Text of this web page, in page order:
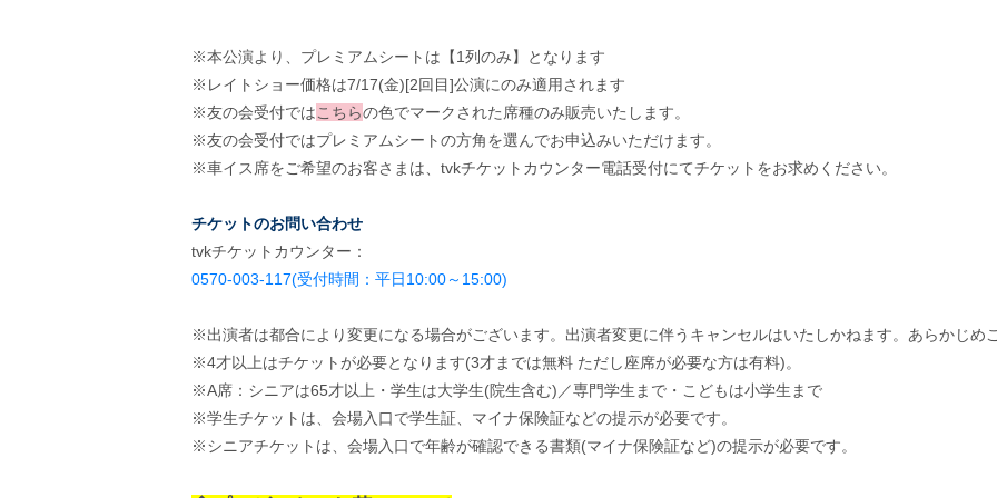
※本公演より、プレミアムシートは【1列のみ】となります
※レイトショー価格は7/17(金)[2回目]公演にのみ適用されます
※友の会受付ではこちらの色でマークされた席種のみ販売いたします。
※友の会受付ではプレミアムシートの方角を選んでお申込みいただけます。
※車イス席をご希望のお客さまは、tvkチケットカウンター電話受付にてチケットをお求めください。
チケットのお問い合わせ
tvkチケットカウンター：
0570-003-117(受付時間：平日10:00～15:00)
※出演者は都合により変更になる場合がございます。出演者変更に伴うキャンセルはいたしかねます。あらかじめ
※4才以上はチケットが必要となります(3才までは無料 ただし座席が必要な方は有料)。
※A席：シニアは65才以上・学生は大学生(院生含む)／専門学生まで・こどもは小学生まで
※学生チケットは、会場入口で学生証、マイナ保険証などの提示が必要です。
※シニアチケットは、会場入口で年齢が確認できる書類(マイナ保険証など)の提示が必要です。